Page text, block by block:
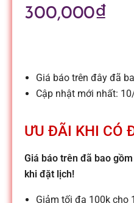
l
-
S
ử
300,000₫
Giá báo trên đây đã
Cập nhật mới nhất:
ƯU ĐÃI KHI CÓ
Giá báo trên đã bao
khi đặt lịch!
Giảm tối đa 100k cho